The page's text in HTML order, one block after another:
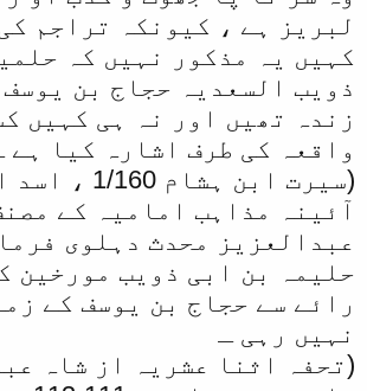
لبریز ہے ، کیونکہ تراجم
کہیں یہ مذکور نہیں کہ
ذویب السعدیہ حجاج بن
زندہ تھیں اور نہ ہی کہیں
واقعہ کی طرف اشارہ کیا ہے
(سیرت ابن ہشام 1/160 ، اسد العابہ 76/8
آئینہ مذاہب امامیہ کے
عبدالعزیز محدث دہلوی
حلیمہ بن ابی ذویب مورخین
رائے سے حجاج بن یوسف کے
نہیں رہی ـ
(تحفہ اثنا عشریہ از شاہ